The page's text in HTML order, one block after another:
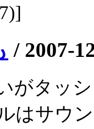
/ 2007-
がタッ
はサウ